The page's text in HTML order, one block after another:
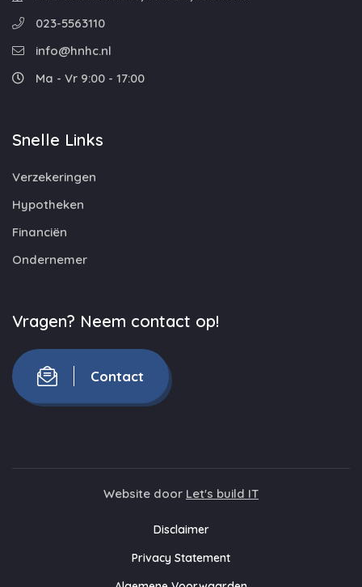
023-5563110
info@hnhc.nl
Ma - Vr 9:00 - 17:00
Snelle Links
Verzekeringen
Hypotheken
Financiën
Ondernemer
Vragen? Neem contact op!
Contact
Website door Let's build IT
Disclaimer
Privacy Statement